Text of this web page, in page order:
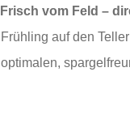
Frisch vom Feld –
Frühling auf den
optimalen,